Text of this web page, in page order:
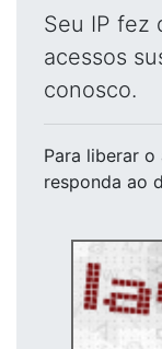
Seu IP fez
acessos
conosco.
Para liberar o
responda ao